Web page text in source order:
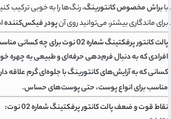
بابراش مخصوص کانتورینگ، رنگ‌ها را به خوبی ترکیب
برای ماندگاری بیشتر، می‌توانید روی آنپودر فیکس‌کننده
پالت کانتور پرفکتینگ شماره 02 نوت برای چه کسانی مناسب است؟
افرادی که به دنبال فرم‌دهی حرفه‌ای و طبیعی به چهره
کسانی که به آرایش‌های کانتورینگ با جلوه‌ای گرم علاقه
مناسب برای انواع پوست، حتی پوست‌های حساس.
نقاط قوت و ضعف پالت کانتور پرفکتینگ شماره 02 نوت: